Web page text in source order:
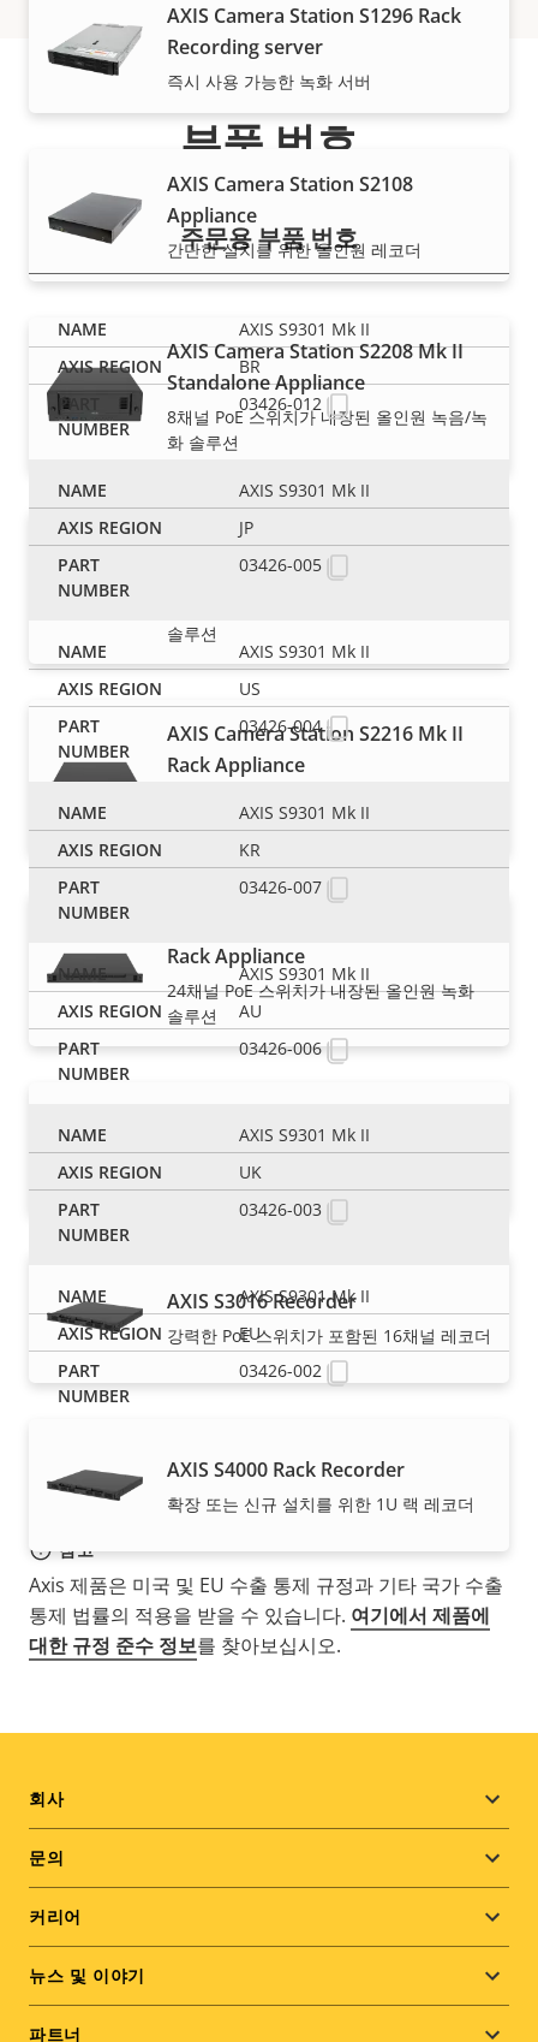
AXIS Camera Station S1296 Rack
Recording server
즉시 사용 가능한 녹화 서버
AXIS Camera Station S2108
Appliance
간단한 설치를 위한 올인원 레코더
AXIS Camera Station S2208 Mk II
Standalone Appliance
8채널 PoE 스위치가 내장된 올인원 녹음/녹
화 솔루션
AXIS Camera Station S2212 Mk II
Standalone Appliance
솔루션
AXIS Camera Station S2216 Mk II
Rack Appliance
솔루션
Rack Appliance
24채널 PoE 스위치가 내장된 올인원 녹화
솔루션
AXIS S3008 Mk II Recorder
강력한 PoE 스위치가 포함된 8채널 레코더
AXIS S3016 Recorder
강력한 PoE 스위치가 포함된 16채널 레코더
AXIS S4000 Rack Recorder
확장 또는 신규 설치를 위한 1U 랙 레코더
부품 번호
주문용 부품 번호
AXIS S9301 Mk II
BR
03426-012
AXIS S9301 Mk II
JP
03426-005
AXIS S9301 Mk II
US
03426-004
AXIS S9301 Mk II
KR
03426-007
AXIS S9301 Mk II
AU
03426-006
AXIS S9301 Mk II
UK
03426-003
AXIS S9301 Mk II
EU
03426-002
참고
Axis 제품은 미국 및 EU 수출 통제 규정과 기타 국가 수출
통제 법률의 적용을 받을 수 있습니다. 여기에서 제품에
대한 규정 준수 정보를 찾아보십시오.
Footer
menu
회사
문의
커리어
뉴스 및 이야기
파트너